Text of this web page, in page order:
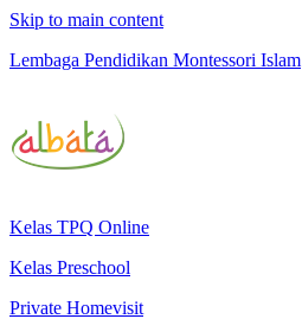
Skip to main content
Lembaga Pendidikan Montessori Islam
Kelas TPQ Online
Kelas Preschool
Private Homevisit